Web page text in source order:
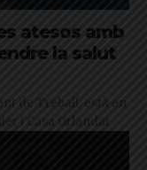
atesos amb
la salut
de Treball, està en
i Casa Orlandai